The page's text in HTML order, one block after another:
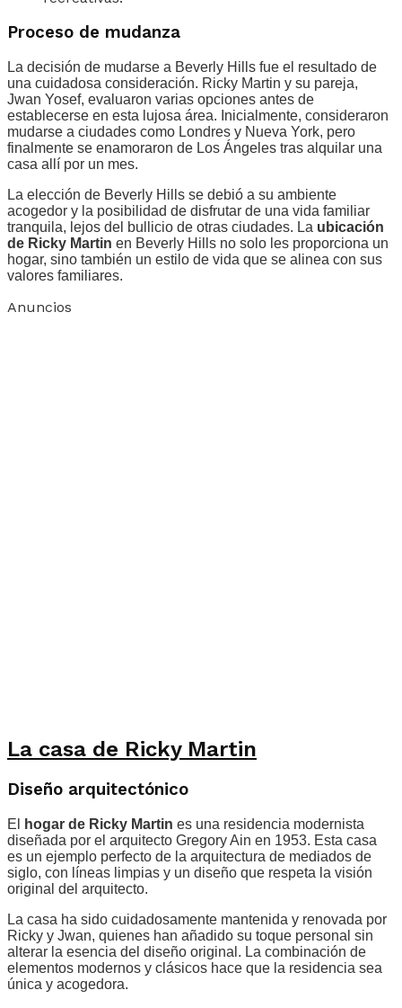
Proceso de mudanza
La decisión de mudarse a Beverly Hills fue el resultado de
una cuidadosa consideración. Ricky Martin y su pareja,
Jwan Yosef, evaluaron varias opciones antes de
establecerse en esta lujosa área. Inicialmente, consideraron
mudarse a ciudades como Londres y Nueva York, pero
finalmente se enamoraron de Los Ángeles tras alquilar una
casa allí por un mes.
La elección de Beverly Hills se debió a su ambiente
acogedor y la posibilidad de disfrutar de una vida familiar
tranquila, lejos del bullicio de otras ciudades. La ubicación
de Ricky Martin en Beverly Hills no solo les proporciona un
hogar, sino también un estilo de vida que se alinea con sus
valores familiares.
Anuncios
La casa de Ricky Martin
Diseño arquitectónico
El hogar de Ricky Martin es una residencia modernista
diseñada por el arquitecto Gregory Ain en 1953. Esta casa
es un ejemplo perfecto de la arquitectura de mediados de
siglo, con líneas limpias y un diseño que respeta la visión
original del arquitecto.
La casa ha sido cuidadosamente mantenida y renovada por
Ricky y Jwan, quienes han añadido su toque personal sin
alterar la esencia del diseño original. La combinación de
elementos modernos y clásicos hace que la residencia sea
única y acogedora.